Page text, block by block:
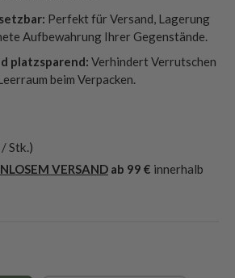
Perfekt für Versand, Lagerung
Aufbewahrung Ihrer Gegenstände.
platzsparend: Verhindert Verrutschen
beim Verpacken.
Stk.)
VERSAND ab 99 € innerhalb